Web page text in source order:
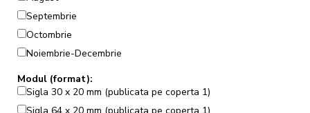
Septembrie
Octombrie
Noiembrie-Decembrie
Modul (format):
Sigla 30 x 20 mm (publicata pe coperta 1)